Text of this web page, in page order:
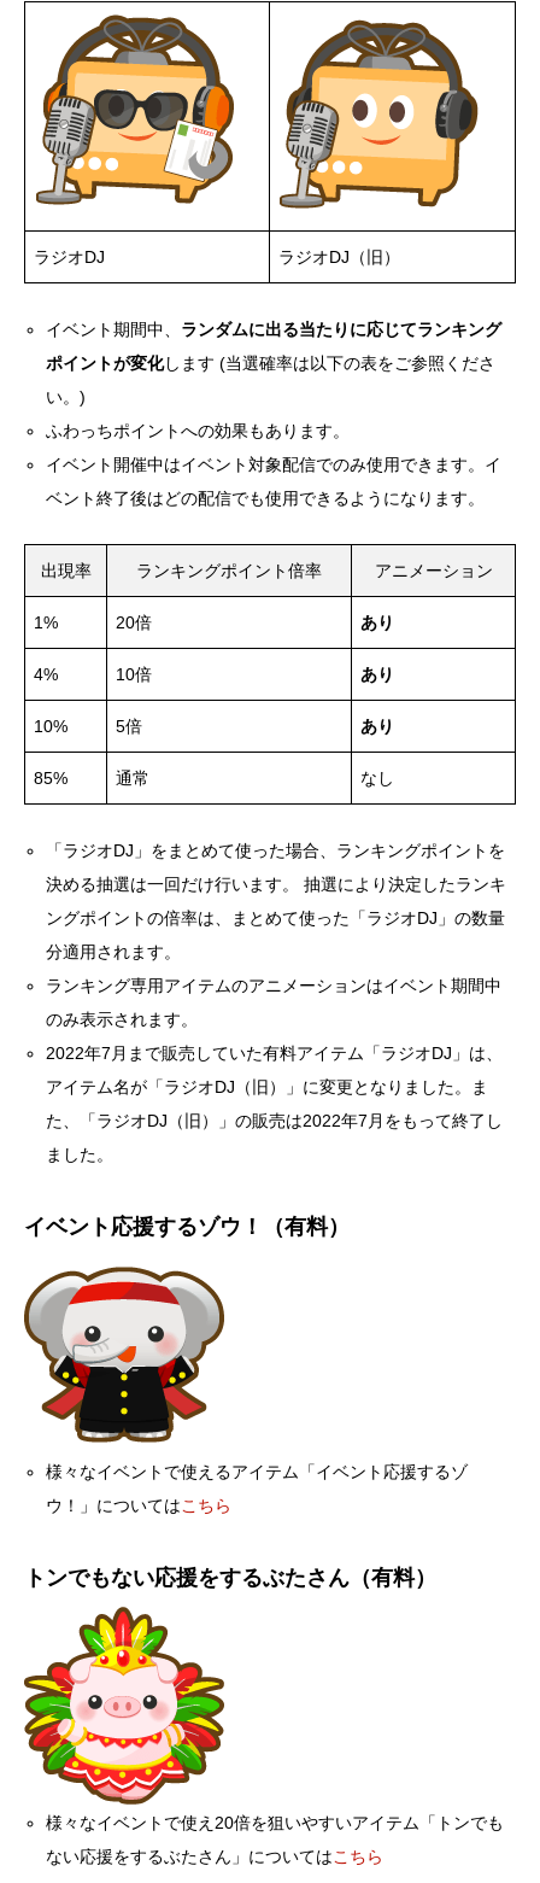
ラジオDJ ラジオDJ（旧）
イベント期間中、 ランダムに出る当たりに応じてランキング
ポイントが変化します (当選確率は以下の表をご参照くださ
い。)
ふわっちポイントへの効果もあります。
イベント開催中はイベント対象配信でのみ使用できます。イ
ベント終了後はどの配信でも使用できるようになります。
出現率 ランキングポイント倍率 アニメーション
1% 20倍 あり
4% 10倍 あり
10% 5倍 あり
85% 通常 なし
「ラジオDJ」をまとめて使った場合、ランキングポイントを
決める抽選は一回だけ行います。 抽選により決定したランキ
ングポイントの倍率は、まとめて使った「ラジオDJ」の数量
分適用されます。
ランキング専用アイテムのアニメーションはイベント期間中
のみ表示されます。
2022年7月まで販売していた有料アイテム「ラジオDJ」は、
アイテム名が「ラジオDJ（旧）」に変更となりました。ま
た、「ラジオDJ（旧）」の販売は2022年7月をもって終了し
ました。
イベント応援するゾウ！（有料）
様々なイベントで使えるアイテム「イベント応援するゾ
ウ！」についてはこちら
トンでもない応援をするぶたさん（有料）
様々なイベントで使え20倍を狙いやすいアイテム「トンでも
ない応援をするぶたさん」についてはこちら